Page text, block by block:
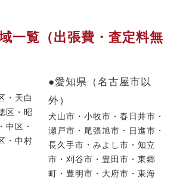
一覧（出張費・査定料無
・天白
区・昭
中区・
・中村
●愛知県（名古屋市以
外）
犬山市・小牧市・春日井市・
瀬戸市・尾張旭市・日進市・
長久手市・みよし市・知立
市・刈谷市・豊田市・東郷
町・豊明市・大府市・東海